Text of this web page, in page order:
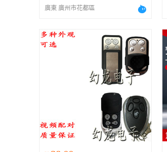
廣東 廣州市花都區